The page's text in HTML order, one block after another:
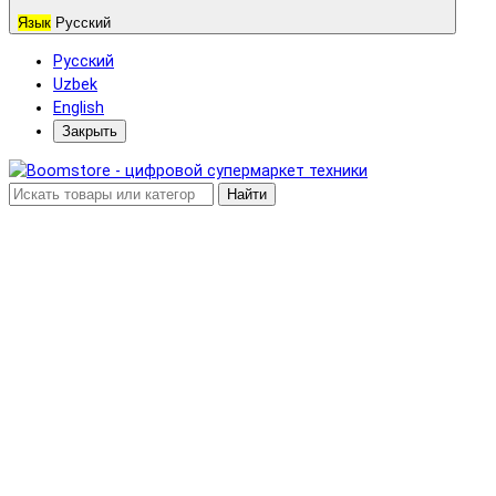
Язык Русский
Русский
Uzbek
English
Закрыть
Найти